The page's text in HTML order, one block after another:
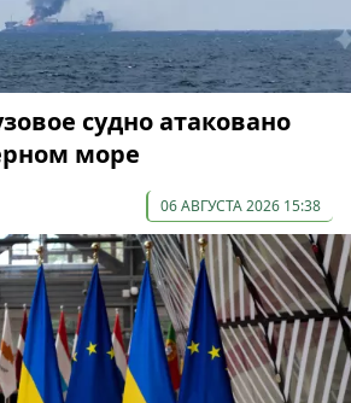
судно атаковано
море
06 АВГУСТА 2026 15:38